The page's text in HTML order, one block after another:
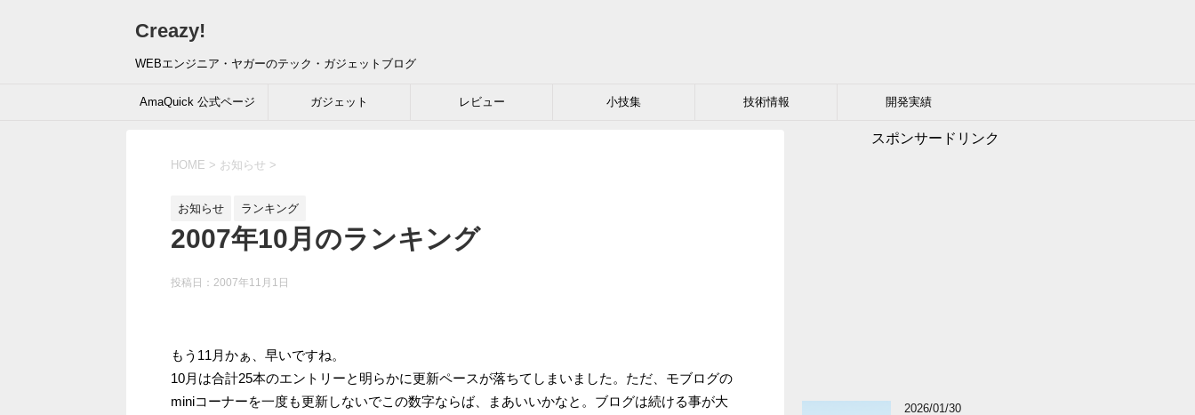
Creazy!
WEBエンジニア・ヤガーのテック・ガジェットブログ
AmaQuick 公式ページ ガジェット レビュー 小技集 技術情報 開発実績
HOME > お知らせ >
お知らせ ランキング
2007年10月のランキング
投稿日： 2007年11月1日
もう11月かぁ、早いですね。
10月は合計25本のエントリーと明らかに更新ペースが落ちてしまいました。ただ、モブログの
miniコーナーを一度も更新しないでこの数字ならば、まあいいかなと。ブログは続ける事が大
スポンサードリンク
2026/01/30